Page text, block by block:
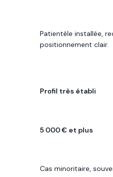
Patientèle installée,
positionnement clair.
Profil très établi
5 000 € et plus
Cas minoritaire,